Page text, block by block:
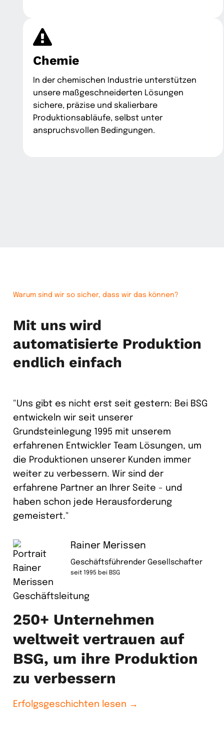
Chemie
In der chemischen Industrie unterstützen
unsere maßgeschneiderten Lösungen
sichere, präzise und skalierbare
Produktionsabläufe, selbst unter
anspruchsvollen Bedingungen.
Warum sind wir so sicher, dass wir das können?
Mit uns wird
automatisierte Produktion
endlich einfach
"Uns gibt es nicht erst seit gestern: Bei BSG
entwickeln wir seit unserer
Grundsteinlegung 1995 mit unserem
erfahrenen Entwickler Team Lösungen, um
die Produktionen unserer Kunden immer
weiter zu verbessern. Wir sind der
erfahrene Partner an Ihrer Seite - und
haben schon jede Herausforderung
gemeistert."
Rainer Merissen
Geschäftsführender Gesellschafter
seit 1995 bei BSG
250+ Unternehmen
weltweit vertrauen auf
BSG, um ihre Produktion
zu verbessern
Erfolgsgeschichten lesen →